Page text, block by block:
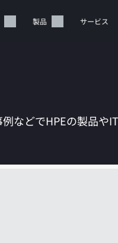
製品 サービス
です
どでHPEの製品や